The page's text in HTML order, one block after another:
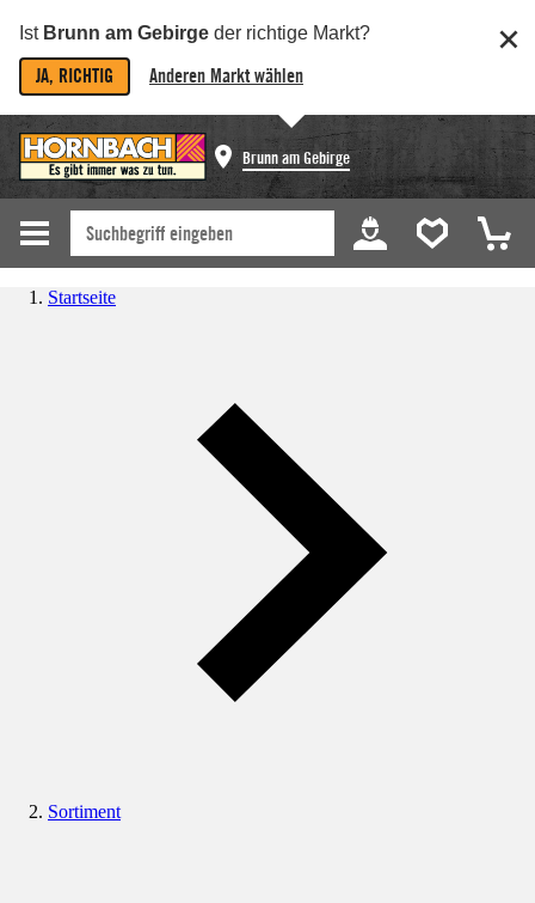
Ist Brunn am Gebirge der richtige Markt?
JA, RICHTIG Anderen Markt wählen
Brunn am Gebirge
Startseite
Sortiment